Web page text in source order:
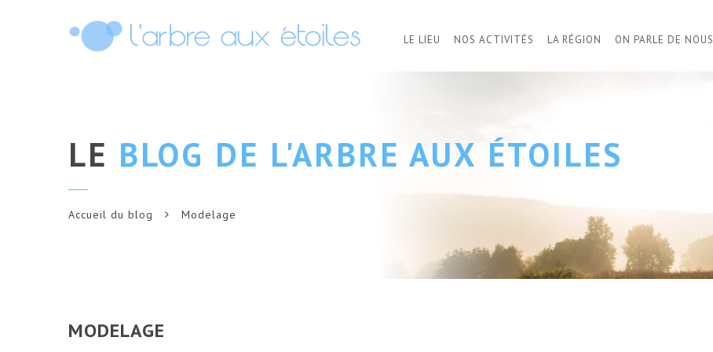
LE LIEU NOS ACTIVITÉS LA RÉGION ON PARLE DE NOUS
LE BLOG DE L'ARBRE AUX ÉTOILES
Accueil du blog Modelage
MODELAGE